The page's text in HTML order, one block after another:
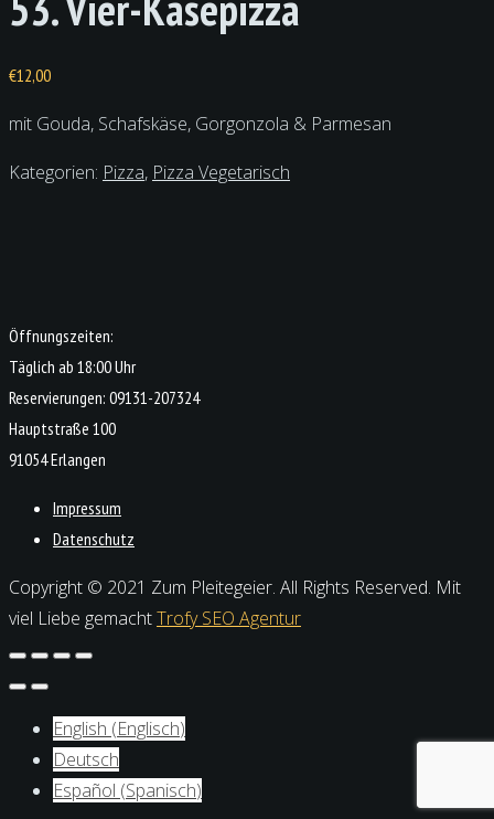
€12,00
mit Gouda, Schafskäse, Gorgonzola & Parmesan
Kategorien: Pizza, Pizza Vegetarisch
Öffnungszeiten:
Täglich ab 18:00 Uhr
Reservierungen: 09131-207324
Hauptstraße 100
91054 Erlangen
Impressum
Datenschutz
Copyright © 2021 Zum Pleitegeier. All Rights Reserved. Mit
viel Liebe gemachtTrofy SEO Agentur
English (Englisch)
Deutsch
Español (Spanisch)